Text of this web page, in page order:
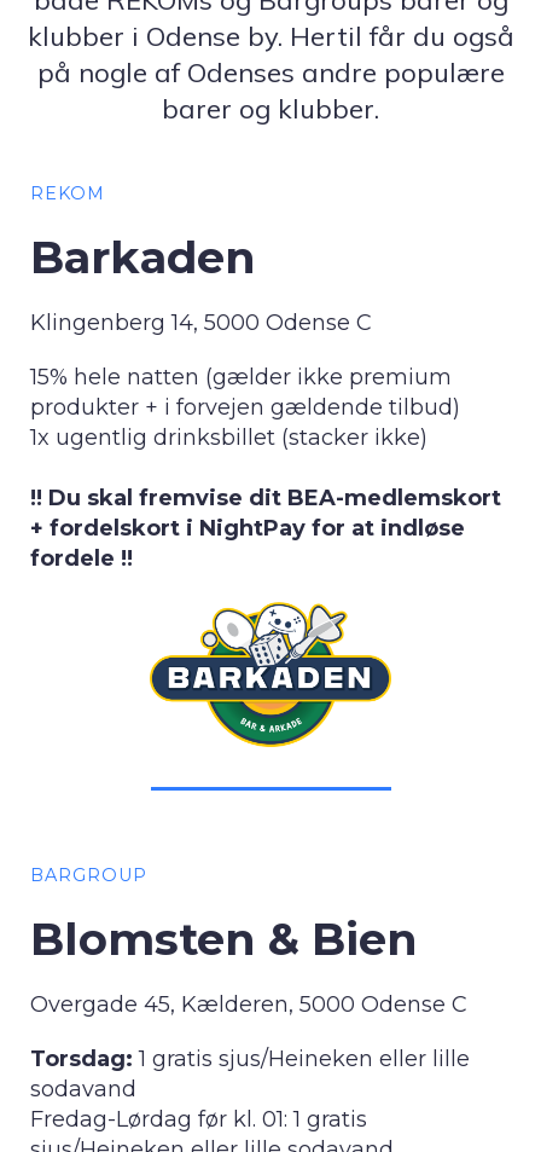
klubber i Odense by. Hertil får du også
på nogle af Odenses andre populære
barer og klubber.
REKOM
Barkaden
Klingenberg 14, 5000 Odense C
15% hele natten (gælder ikke premium
produkter + i forvejen gældende tilbud)
1x ugentlig drinksbillet (stacker ikke)
!! Du skal fremvise dit BEA-medlemskort
+ fordelskort i NightPay for at indløse
fordele !!
BARGROUP
Blomsten & Bien
Overgade 45, Kælderen, 5000 Odense C
Torsdag: 1 gratis sjus/Heineken eller lille
sodavand
Fredag-Lørdag før kl. 01: 1 gratis